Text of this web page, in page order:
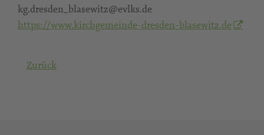
kg.dresden_blasewitz@evlks.de
https://www.kirchgemeinde-dresden-blasewitz.de
Zurück